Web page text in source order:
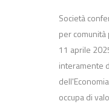
Società
per
11 aprile
interamente
occupa di